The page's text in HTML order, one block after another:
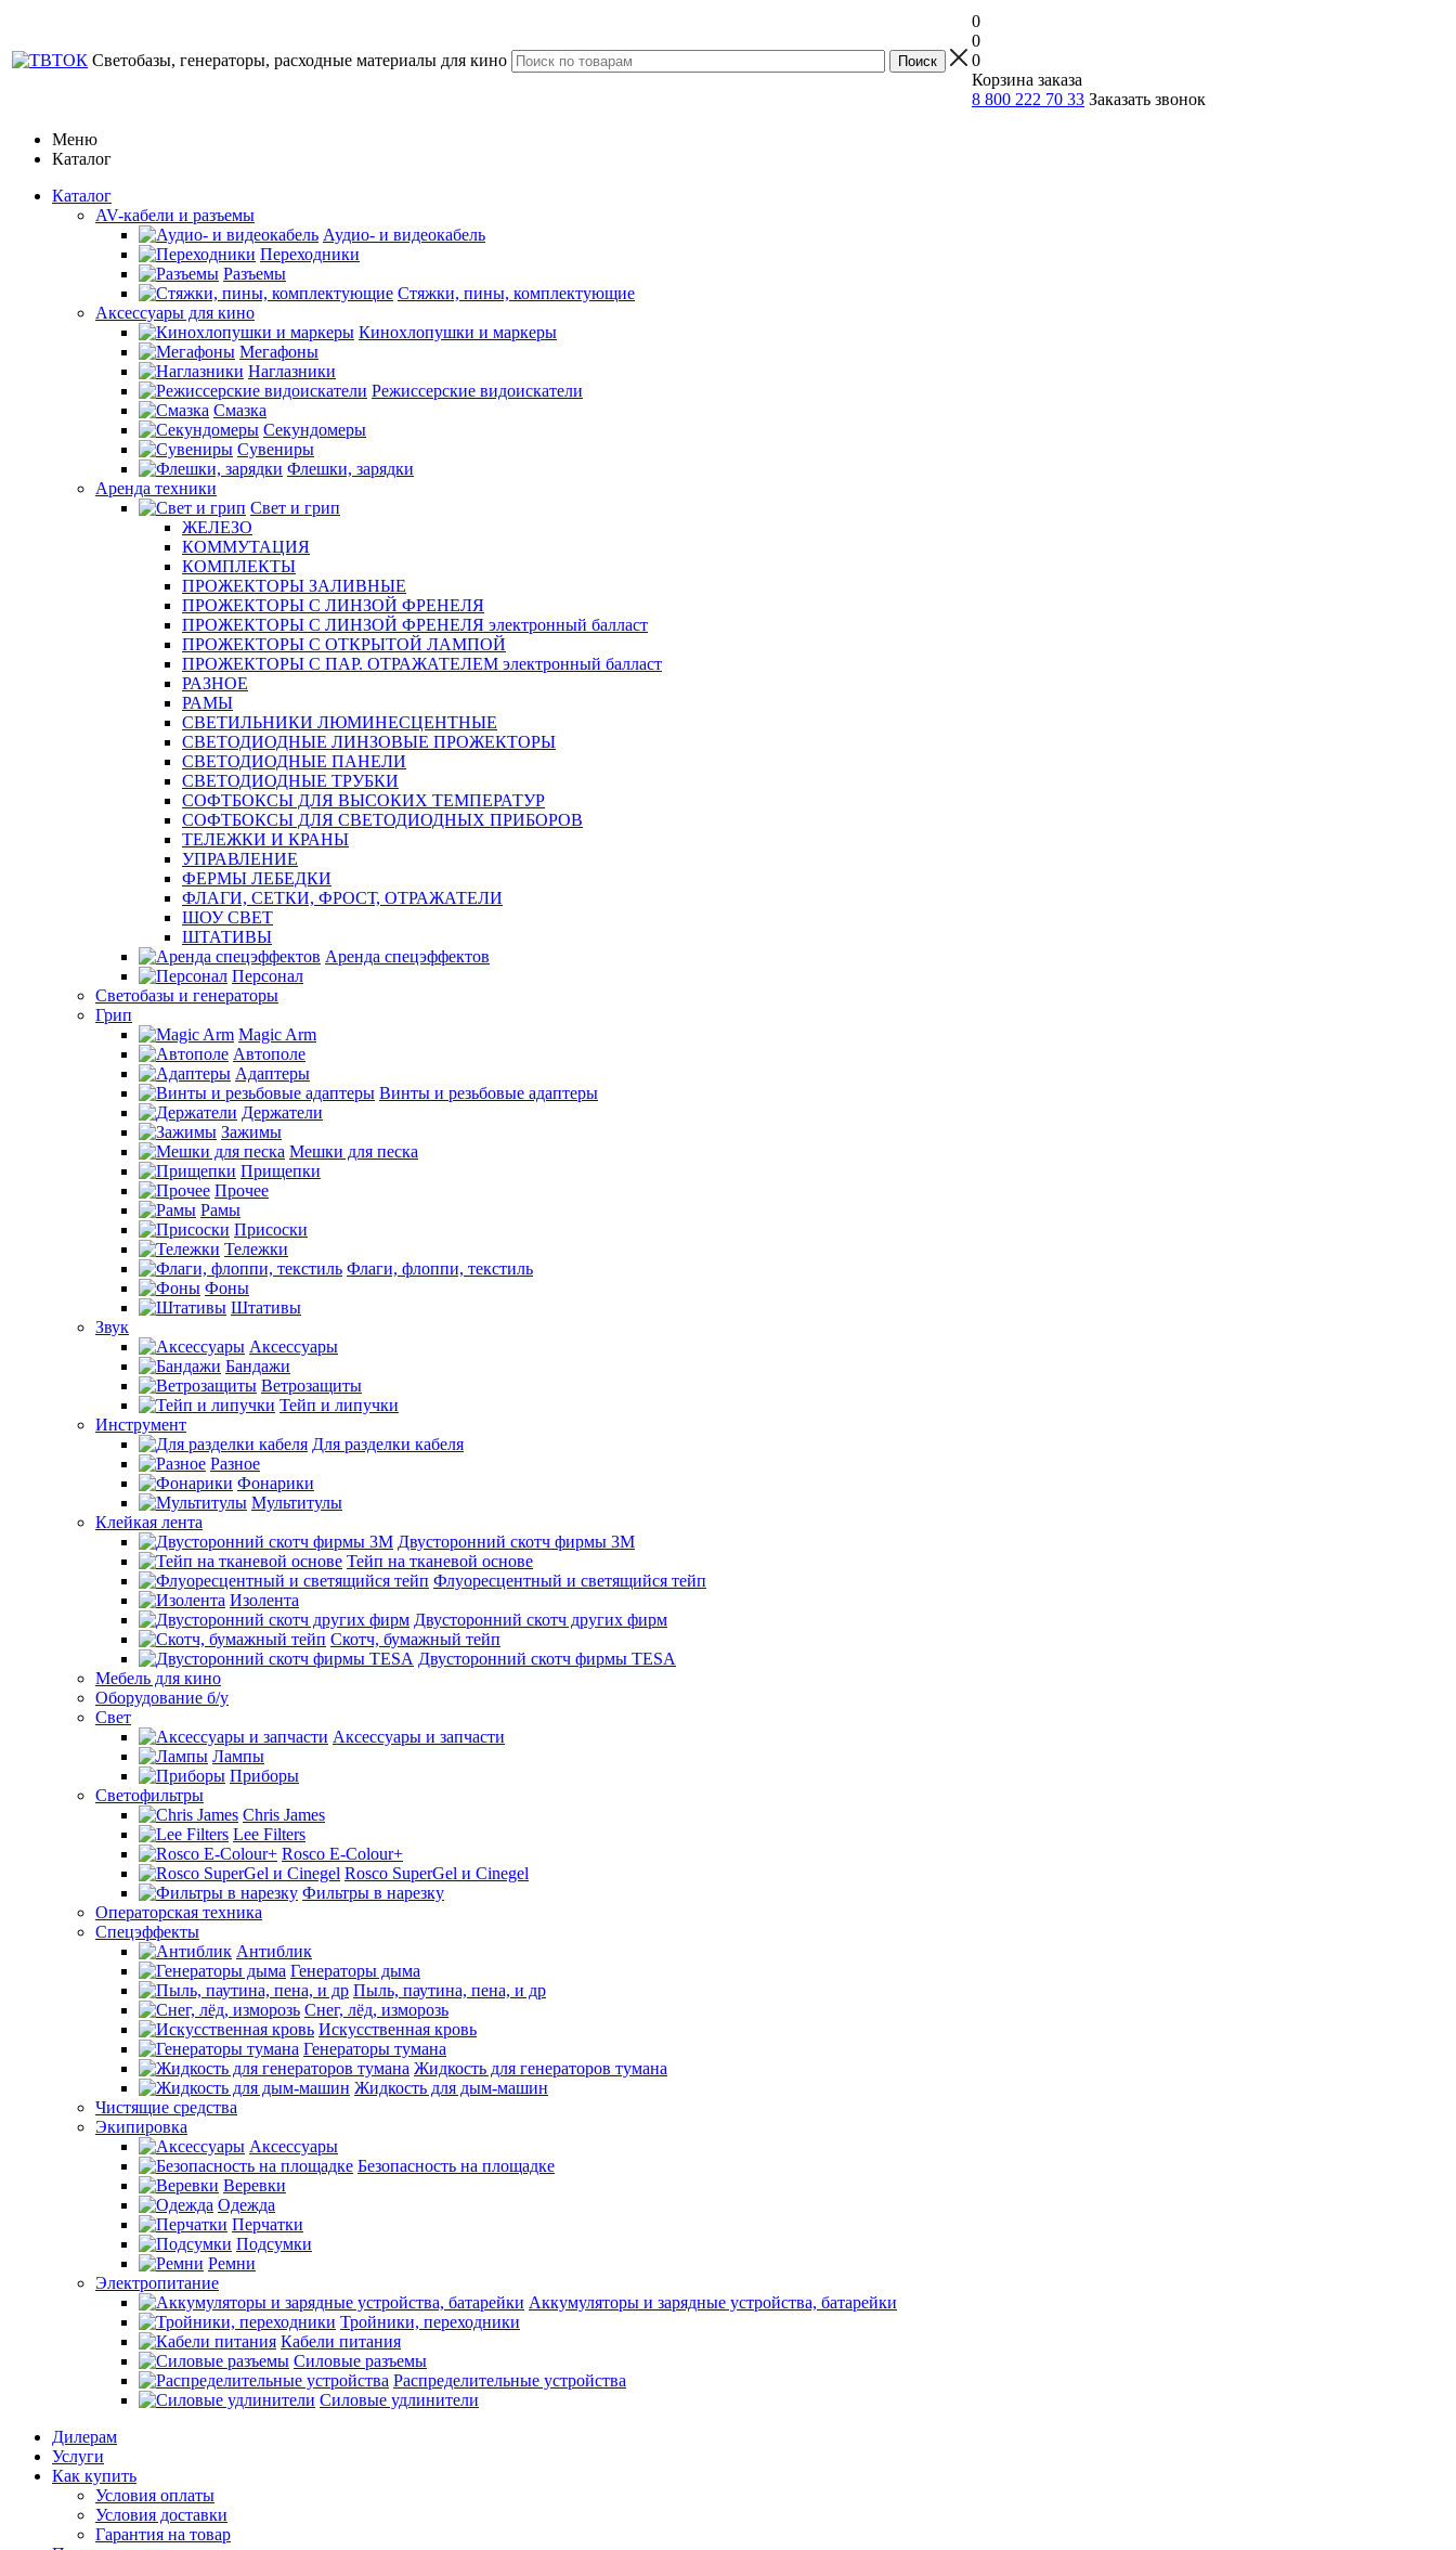
Светобазы, генераторы, расходные материалы для кино
0
0
0
Корзина заказа
8 800 222 70 33 Заказать звонок
Меню
Каталог
Каталог
AV-кабели и разъемы
Аудио- и видеокабель
Переходники
Разъемы
Стяжки, пины, комплектующие
Аксессуары для кино
Кинохлопушки и маркеры
Мегафоны
Наглазники
Режиссерские видоискатели
Смазка
Секундомеры
Сувениры
Флешки, зарядки
Аренда техники
Свет и грип
ЖЕЛЕЗО
КОММУТАЦИЯ
КОМПЛЕКТЫ
ПРОЖЕКТОРЫ ЗАЛИВНЫЕ
ПРОЖЕКТОРЫ С ЛИНЗОЙ ФРЕНЕЛЯ
ПРОЖЕКТОРЫ С ЛИНЗОЙ ФРЕНЕЛЯ электронный балласт
ПРОЖЕКТОРЫ С ОТКРЫТОЙ ЛАМПОЙ
ПРОЖЕКТОРЫ С ПАР. ОТРАЖАТЕЛЕМ электронный балласт
РАЗНОЕ
РАМЫ
СВЕТИЛЬНИКИ ЛЮМИНЕСЦЕНТНЫЕ
СВЕТОДИОДНЫЕ ЛИНЗОВЫЕ ПРОЖЕКТОРЫ
СВЕТОДИОДНЫЕ ПАНЕЛИ
СВЕТОДИОДНЫЕ ТРУБКИ
СОФТБОКСЫ ДЛЯ ВЫСОКИХ ТЕМПЕРАТУР
СОФТБОКСЫ ДЛЯ СВЕТОДИОДНЫХ ПРИБОРОВ
ТЕЛЕЖКИ И КРАНЫ
УПРАВЛЕНИЕ
ФЕРМЫ ЛЕБЕДКИ
ФЛАГИ, СЕТКИ, ФРОСТ, ОТРАЖАТЕЛИ
ШОУ СВЕТ
ШТАТИВЫ
Аренда спецэффектов
Персонал
Светобазы и генераторы
Грип
Magic Arm
Автополе
Адаптеры
Винты и резьбовые адаптеры
Держатели
Зажимы
Мешки для песка
Прищепки
Прочее
Рамы
Присоски
Тележки
Флаги, флоппи, текстиль
Фоны
Штативы
Звук
Аксессуары
Бандажи
Ветрозащиты
Тейп и липучки
Инструмент
Для разделки кабеля
Разное
Фонарики
Мультитулы
Клейкая лента
Двусторонний скотч фирмы 3M
Тейп на тканевой основе
Флуоресцентный и светящийся тейп
Изолента
Двусторонний скотч других фирм
Скотч, бумажный тейп
Двусторонний скотч фирмы TESA
Мебель для кино
Оборудование б/у
Свет
Аксессуары и запчасти
Лампы
Приборы
Светофильтры
Chris James
Lee Filters
Rosco E-Colour+
Rosco SuperGel и Cinegel
Фильтры в нарезку
Операторская техника
Спецэффекты
Антиблик
Генераторы дыма
Пыль, паутина, пена, и др
Снег, лёд, изморозь
Искусственная кровь
Генераторы тумана
Жидкость для генераторов тумана
Жидкость для дым-машин
Чистящие средства
Экипировка
Аксессуары
Безопасность на площадке
Веревки
Одежда
Перчатки
Подсумки
Ремни
Электропитание
Аккумуляторы и зарядные устройства, батарейки
Тройники, переходники
Кабели питания
Силовые разъемы
Распределительные устройства
Силовые удлинители
Дилерам
Услуги
Как купить
Условия оплаты
Условия доставки
Гарантия на товар